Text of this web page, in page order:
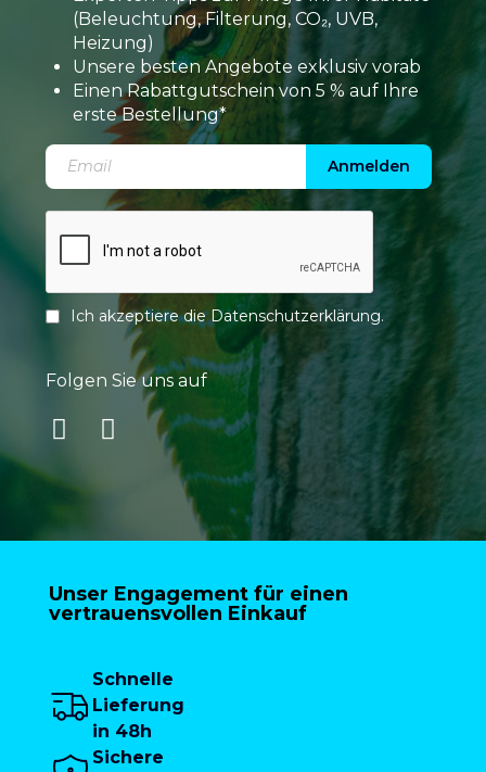
(Beleuchtung, Filterung, CO₂, UVB,
Heizung)
Unsere besten Angebote exklusiv vorab
Einen Rabattgutschein von 5 % auf Ihre
erste Bestellung*
Anmelden
Ich akzeptiere dieDatenschutzerklärung.
Folgen Sie uns auf
Unser Engagement für einen
vertrauensvollen Einkauf
Schnelle
Lieferung
in 48h
Sichere